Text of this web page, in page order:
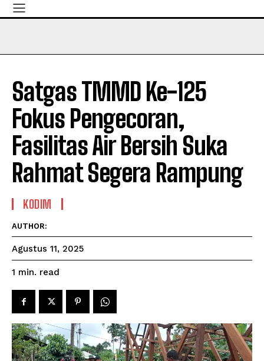
Satgas TMMD Ke-125
Fokus Pengecoran,
Fasilitas Air Bersih Suka
Rahmat Segera Rampung
KODIM
AUTHOR:
Agustus 11, 2025
1 min. read